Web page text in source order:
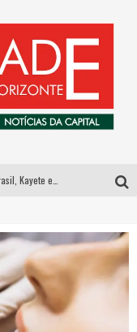
Esplanada fica pequena e CÊ TÁ DOIDO FESTIVAL anuncia mudança para o gramado do Mineirão
Hot Wheels Monster Trucks Live™ confirma Belo Horizonte na turnê América do Sul 2027